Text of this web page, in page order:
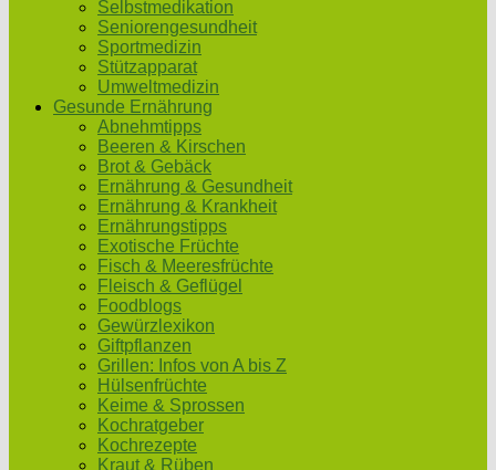
Selbstmedikation
Seniorengesundheit
Sportmedizin
Stützapparat
Umweltmedizin
Gesunde Ernährung
Abnehmtipps
Beeren & Kirschen
Brot & Gebäck
Ernährung & Gesundheit
Ernährung & Krankheit
Ernährungstipps
Exotische Früchte
Fisch & Meeresfrüchte
Fleisch & Geflügel
Foodblogs
Gewürzlexikon
Giftpflanzen
Grillen: Infos von A bis Z
Hülsenfrüchte
Keime & Sprossen
Kochratgeber
Kochrezepte
Kraut & Rüben